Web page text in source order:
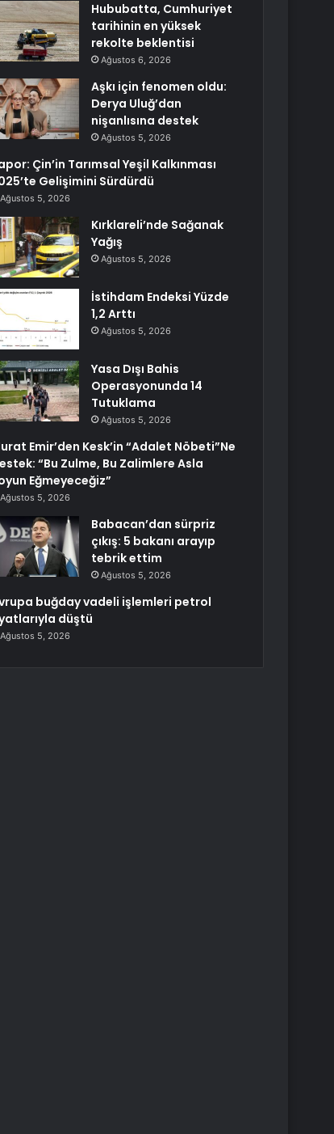
Hububatta, Cumhuriyet
tarihinin en yüksek
rekolte beklentisi
Ağustos 6, 2026
Aşkı için fenomen oldu:
Derya Uluğ’dan
nişanlısına destek
Ağustos 5, 2026
Çin’in Tarımsal Yeşil Kalkınması
Gelişimini Sürdürdü
Ağustos 5, 2026
Kırklareli’nde Sağanak
Yağış
Ağustos 5, 2026
İstihdam Endeksi Yüzde
1,2 Arttı
Ağustos 5, 2026
Yasa Dışı Bahis
Operasyonunda 14
Tutuklama
Ağustos 5, 2026
Emir’den Kesk’in “Adalet Nöbeti”Ne
“Bu Zulme, Bu Zalimlere Asla
Eğmeyeceğiz”
Ağustos 5, 2026
Babacan’dan sürpriz
çıkış: 5 bakanı arayıp
tebrik ettim
Ağustos 5, 2026
buğday vadeli işlemleri petrol
düştü
Ağustos 5, 2026